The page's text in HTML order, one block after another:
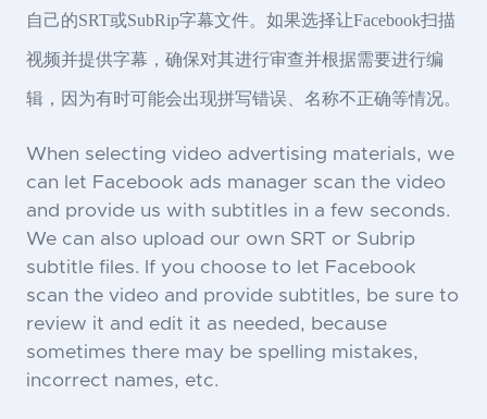
自己的SRT或SubRip字幕文件。如果选择让Facebook扫描
视频并提供字幕，确保对其进行审查并根据需要进行编
辑，因为有时可能会出现拼写错误、名称不正确等情况。
When selecting video advertising materials, we
can let Facebook ads manager scan the video
and provide us with subtitles in a few seconds.
We can also upload our own SRT or Subrip
subtitle files. If you choose to let Facebook
scan the video and provide subtitles, be sure to
review it and edit it as needed, because
sometimes there may be spelling mistakes,
incorrect names, etc.